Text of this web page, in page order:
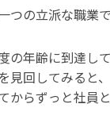
つの立派な職業
の年齢に到達して
見回してみると、
からずっと社員